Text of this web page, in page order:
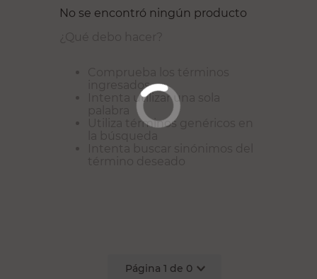
No se encontró ningún producto
ingresados
Intenta utilizar una sola
Utiliza términos genéricos en
Página 1 de 0